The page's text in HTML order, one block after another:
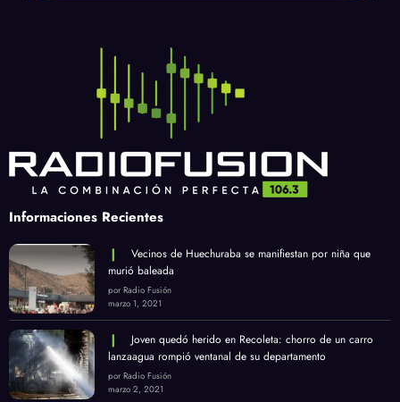
Informaciones Recientes
Vecinos de Huechuraba se manifiestan por niña que
murió baleada
por Radio Fusión
marzo 1, 2021
Joven quedó herido en Recoleta: chorro de un carro
lanzaagua rompió ventanal de su departamento
por Radio Fusión
marzo 2, 2021